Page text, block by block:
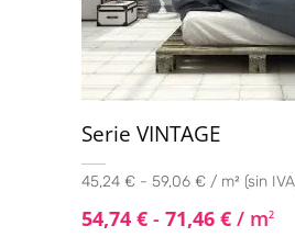
Serie VINTAGE
45,24 € - 59,06 € / m² (sin
54,74 € - 71,46 € / m2